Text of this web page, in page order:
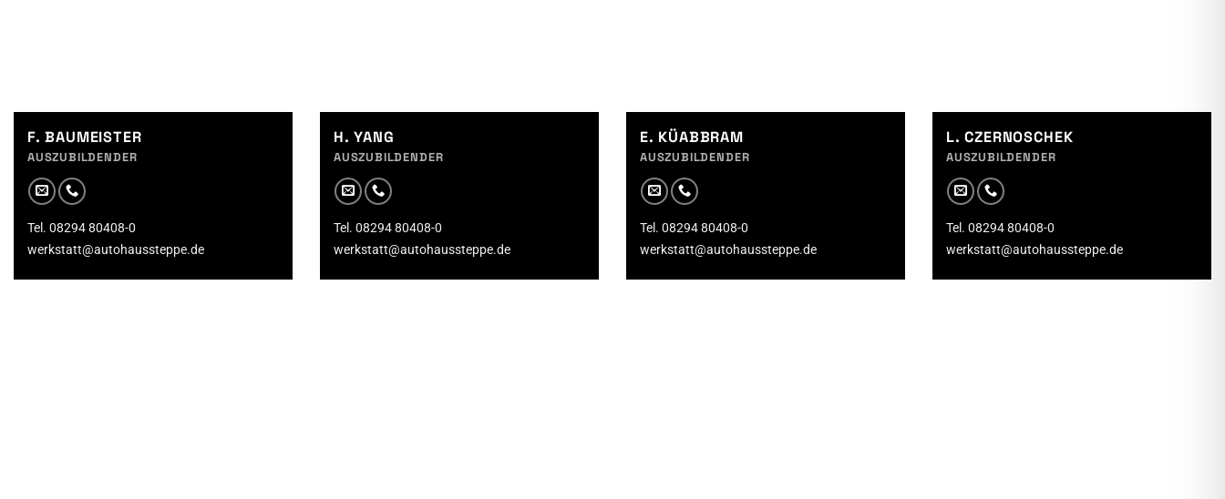
F. BAUMEISTER
AUSZUBILDENDER
Tel. 08294 80408-0
werkstatt@autohaussteppe.de
H. YANG
AUSZUBILDENDER
Tel. 08294 80408-0
werkstatt@autohaussteppe.de
E. KÜABBRAM
AUSZUBILDENDER
Tel. 08294 80408-0
werkstatt@autohaussteppe.de
L. CZERNOSCHEK
AUSZUBILDENDER
Tel. 08294 80408-0
werkstatt@autohaussteppe.de